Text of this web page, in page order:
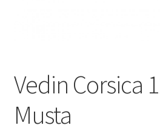
Vedin Corsica
Musta